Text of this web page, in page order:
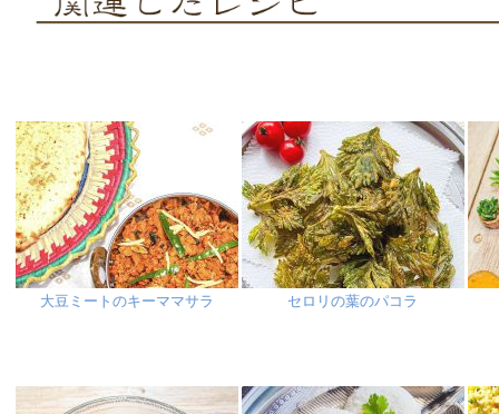
大豆ミートのキーママサラ セロリの葉のパコラ